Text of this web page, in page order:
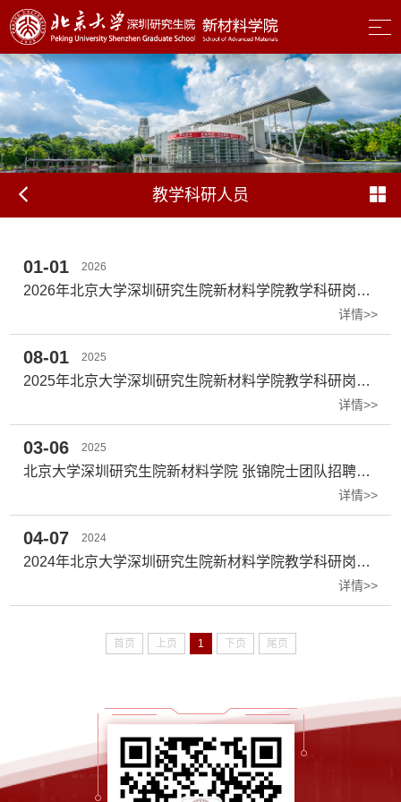
教学科研人员
01-01 2026
2026年北京大学深圳研究生院新材料学院教学科研岗位招聘启事
详情>>
08-01 2025
2025年北京大学深圳研究生院新材料学院教学科研岗位招聘启事
详情>>
03-06 2025
北京大学深圳研究生院新材料学院 张锦院士团队招聘研究技术人员
详情>>
04-07 2024
2024年北京大学深圳研究生院新材料学院教学科研岗位招聘启事
详情>>
首页 上页 1 下页 尾页